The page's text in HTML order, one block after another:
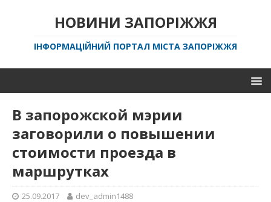
НОВИНИ ЗАПОРІЖЖЯ
ІНФОРМАЦІЙНИЙ ПОРТАЛ МІСТА ЗАПОРІЖЖЯ
В запорожской мэрии
заговорили о повышении
стоимости проезда в
маршрутках
25.09.2017 dev_admin1488